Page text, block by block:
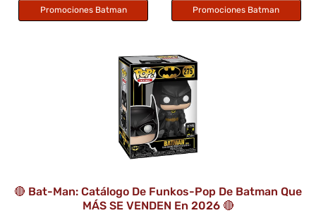
Promociones Batman Promociones Batman
🔴 Bat-Man: Catálogo De Funkos-Pop De Batman Que
MÁS SE VENDEN En 2026 🔴